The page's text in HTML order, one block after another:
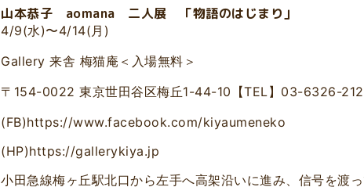
山本恭子 aomana 二人展 「物語のはじまり」
4/9(水)〜4/14(月)
Gallery 来舎 梅猫庵＜入場無料＞
〒154-0022 東京世田谷区梅丘1-44-10【TEL】03-6326-
(FB)https://www.facebook.com/kiyaumeneko
(HP)https://gallerykiya.jp
小田急線梅ヶ丘駅北口から左手へ高架沿いに進み、信号を渡っ